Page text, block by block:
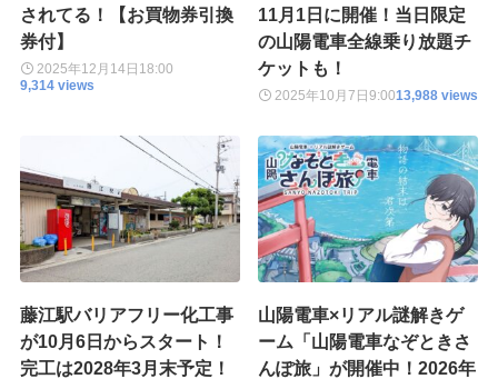
されてる！【お買物券引換
券付】
2025年12月14日 18:00
9,314 views
11月1日に開催！当日限定
の山陽電車全線乗り放題チ
ケットも！
2025年10月7日9:0013,988 views
藤江駅バリアフリー化工事
が10月6日からスタート！
完工は2028年3月末予定！
山陽電車×リアル謎解きゲ
ーム「山陽電車なぞときさ
んぽ旅」が開催中！2026年